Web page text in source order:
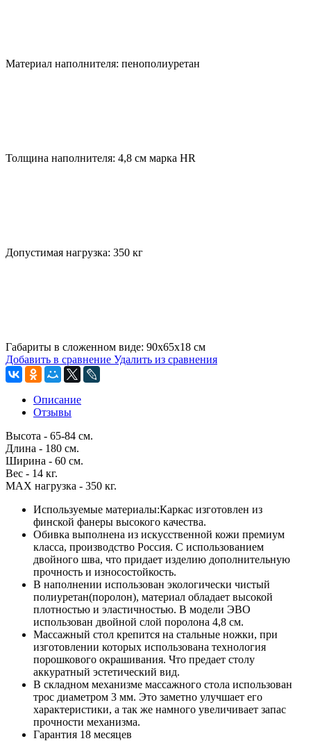
Материал наполнителя: пенополиуретан
Толщина наполнителя: 4,8 см марка HR
Допустимая нагрузка: 350 кг
Габариты в сложенном виде: 90х65х18 см
Добавить в сравнение Удалить из сравнения
Описание
Отзывы
Высота - 65-84 см.
Длина - 180 см.
Ширина - 60 см.
Вес - 14 кг.
MAX нагрузка - 350 кг.
Используемые материалы:Каркас изготовлен из
финской фанеры высокого качества.
Обивка выполнена из искусственной кожи премиум
класса, производство Россия. С использованием
двойного шва, что придает изделию дополнительную
прочность и износостойкость.
В наполнении использован экологически чистый
полиуретан(поролон), материал обладает высокой
плотностью и эластичностью. В модели ЭВО
использован двойной слой поролона 4,8 см.
Массажный стол крепится на стальные ножки, при
изготовлении которых использована технология
порошкового окрашивания. Что предает столу
аккуратный эстетический вид.
В складном механизме массажного стола использован
трос диаметром 3 мм. Это заметно улучшает его
характеристики, а так же намного увеличивает запас
прочности механизма.
Гарантия 18 месяцев